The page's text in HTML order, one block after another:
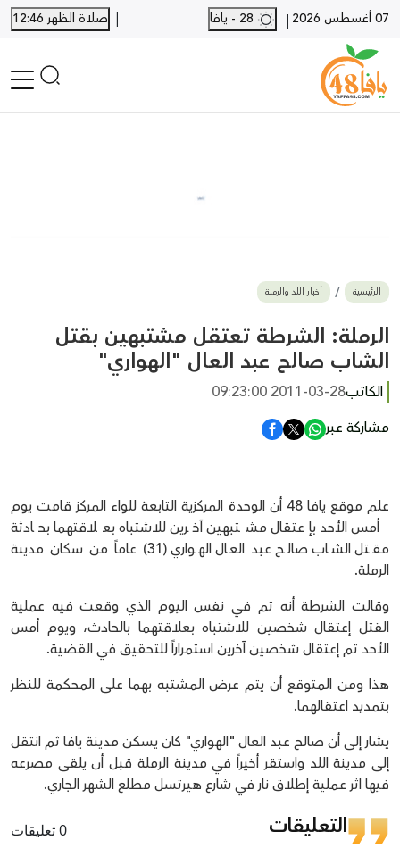
07 أغسطس 2026 |
| صلاة الظهر 12:46
بيع وشراء
أخبار القدس
وفيات
المزيد
ارسل خبر
الرئيسية أخبار اللد والرملة
الرملة: الشرطة تعتقل مشتبهين بقتل
الشاب صالح عبد العال "الهواري"
الكاتب2011-03-28 09:23:00
مشاركة عبر
علم موقع يافا 48 أن الوحدة المركزية التابعة للواء المركز قامت يوم
أمس الأحد بإعتقال مشتبهين آخرين للاشتباه بعلاقتهما بحادثة
مقتل الشاب صالح عبد العال الهواري (31) عاماً من سكان مدينة
الرملة.
وقالت الشرطة أنه تم في نفس اليوم الذي وقعت فيه عملية
القتل إعتقال شخصين للاشتباه بعلاقتهما بالحادث، ويوم أمس
الأحد تم إعتقال شخصين آخرين استمراراً للتحقيق في القضية.
هذا ومن المتوقع أن يتم عرض المشتبه بهما على المحكمة للنظر
بتمديد اعتقالهما.
يشار إلى أن صالح عبد العال "الهواري" كان يسكن مدينة يافا ثم انتقل
إلى مدينة اللد واستقر أخيراً في مدينة الرملة قبل أن يلقى مصرعه
فيها اثر عملية إطلاق نار في شارع هيرتسل مطلع الشهر الجاري.
التعليقات 0 تعليقات